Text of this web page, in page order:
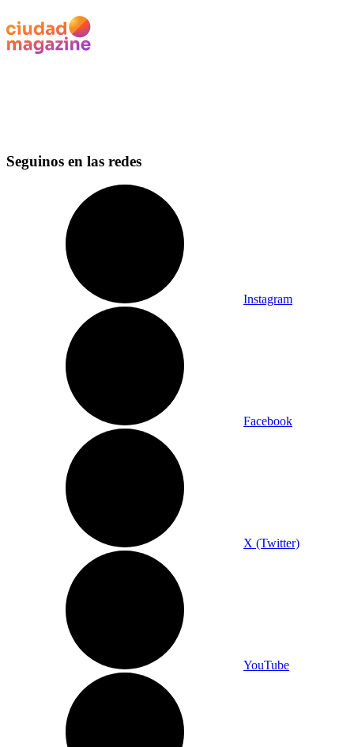
Seguinos en las redes
Instagram
Facebook
X (Twitter)
YouTube